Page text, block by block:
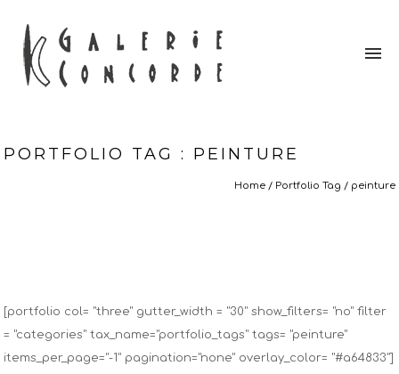
PORTFOLIO TAG : PEINTURE
Home / Portfolio Tag / peinture
[portfolio col= "three" gutter_width = "30" show_filters= "no" filter
= "categories" tax_name="portfolio_tags" tags= "peinture"
items_per_page="-1" pagination="none" overlay_color= "#a64833"]